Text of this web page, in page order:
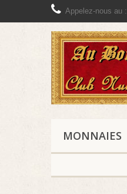
Appelez-nous au :
MONNAIES